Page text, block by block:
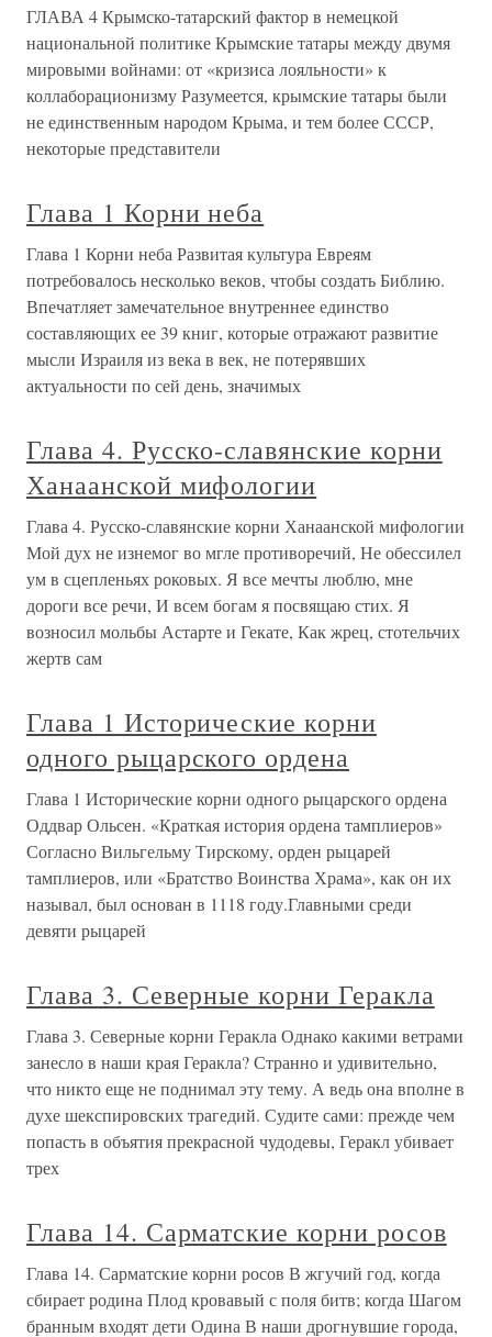
ГЛАВА 4 Крымско-татарский фактор в немецкой
национальной политике Крымские татары между двумя
мировыми войнами: от «кризиса лояльности» к
коллаборационизму Разумеется, крымские татары были
не единственным народом Крыма, и тем более СССР,
некоторые представители
Глава 1 Корни неба
Глава 1 Корни неба Развитая культура Евреям
потребовалось несколько веков, чтобы создать Библию.
Впечатляет замечательное внутреннее единство
составляющих ее 39 книг, которые отражают развитие
мысли Израиля из века в век, не потерявших
актуальности по сей день, значимых
Глава 4. Русско-славянские корни
Ханаанской мифологии
Глава 4. Русско-славянские корни Ханаанской мифологии
Мой дух не изнемог во мгле противоречий, Не обессилел
ум в сцепленьях роковых. Я все мечты люблю, мне
дороги все речи, И всем богам я посвящаю стих. Я
возносил мольбы Астарте и Гекате, Как жрец, стотельчих
жертв сам
Глава 1 Исторические корни
одного рыцарского ордена
Глава 1 Исторические корни одного рыцарского ордена
Оддвар Ольсен. «Краткая история ордена тамплиеров»
Согласно Вильгельму Тирскому, орден рыцарей
тамплиеров, или «Братство Воинства Храма», как он их
называл, был основан в 1118 году.Главными среди
девяти рыцарей
Глава 3. Северные корни Геракла
Глава 3. Северные корни Геракла Однако какими ветрами
занесло в наши края Геракла? Странно и удивительно,
что никто еще не поднимал эту тему. А ведь она вполне в
духе шекспировских трагедий. Судите сами: прежде чем
попасть в объятия прекрасной чудодевы, Геракл убивает
трех
Глава 14. Сарматские корни росов
Глава 14. Сарматские корни росов В жгучий год, когда
сбирает родина Плод кровавый с поля битв; когда Шагом
бранным входят дети Одина В наши дрогнувшие города,